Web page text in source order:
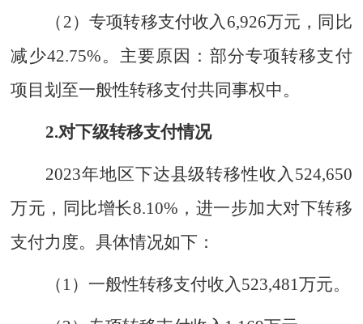
（ 2）专项转移支付收入 6,926万元，同比
减少42.75%。 主要原因：部分专项转移支付
项目划至一般性转移支付共同事权中。
2.对下级转移支付情况
2023年地区下达县级转移性收入 524,650
万元，同比增长8.10% ，进一步加大对下转移
支付力度。具体情况如下：
（ 1 ）一般性转移支付收入 523,481万元。